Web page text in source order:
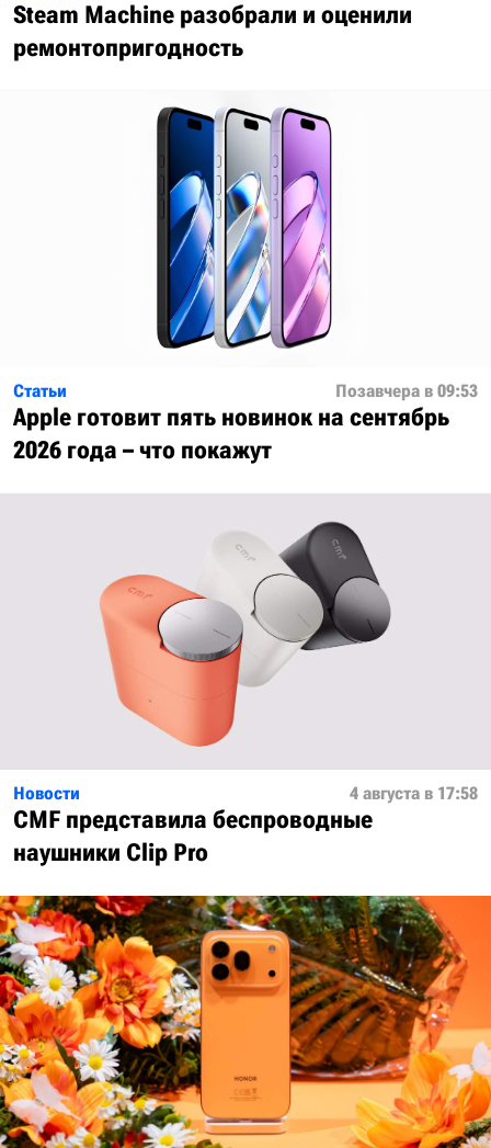
Steam Machine разобрали и оценили
ремонтопригодность
Статьи Позавчера в 09:53
Apple готовит пять новинок на сентябрь
2026 года – что покажут
Новости 4 августа в 17:58
CMF представила беспроводные
наушники Clip Pro